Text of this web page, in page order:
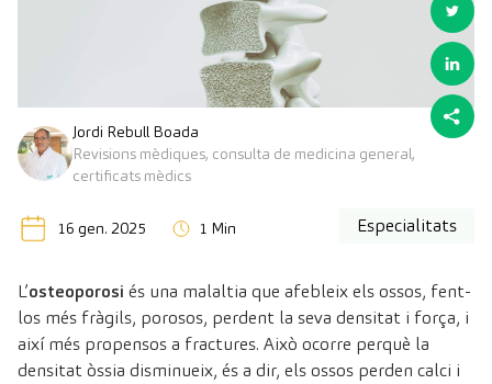
Jordi Rebull Boada
Revisions mèdiques, consulta de medicina general,
certificats mèdics
16 gen. 2025 1 Min Especialitats
L’osteoporosi és una malaltia que afebleix els ossos, fent-
los més fràgils, porosos, perdent la seva densitat i força, i
així més propensos a fractures. Això ocorre perquè la
densitat òssia disminueix, és a dir, els ossos perden calci i